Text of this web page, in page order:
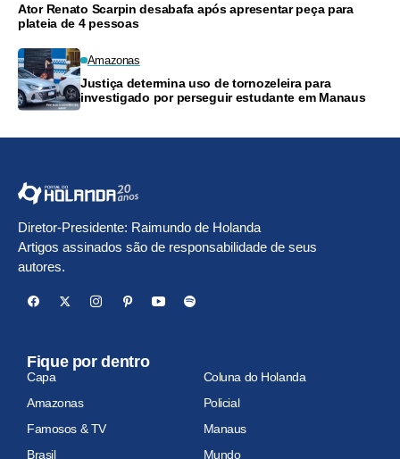
Ator Renato Scarpin desabafa após apresentar peça para
plateia de 4 pessoas
Amazonas
Justiça determina uso de tornozeleira para
investigado por perseguir estudante em Manaus
Diretor-Presidente: Raimundo de Holanda
Artigos assinados são de responsabilidade de seus
autores.
Fique por dentro
Capa
Coluna do Holanda
Amazonas
Policial
Famosos & TV
Manaus
Brasil
Mundo